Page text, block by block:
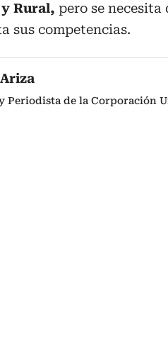
Rural, pero se necesita
sus competencias.
Periodista de la Corporación